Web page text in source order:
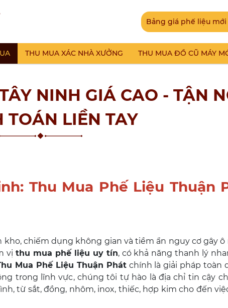
Bảng giá phế liệu
THU MUA XÁC NHÀ XƯỞNG THU MUA ĐỒ CŨ MÁY
NINH GIÁ CAO - TẬN
TOÁN LIỀN TAY
Thu Mua Phế Liệu Thuận
chiếm dụng không gian và tiềm ẩn nguy cơ gây ô
vịthu mua phế liệu uy tín, có khả năng thanh lý
Mua Phế Liệu Thuận Phátchính là giải pháp toàn
trong lĩnh vực, chúng tôi tự hào là địa chỉ tin cậy
từ sắt, đồng, nhôm, inox, thiếc, hợp kim cho đến